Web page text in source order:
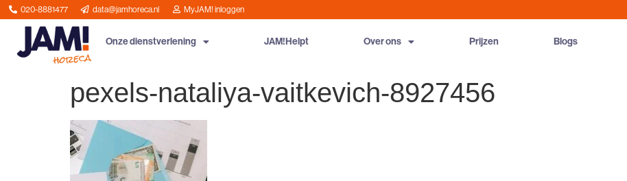
020-8881477 data@jamhoreca.nl MyJAM! inloggen
Onze dienstverlening JAM!Helpt Over ons Prijzen Blogs
pexels-nataliya-vaitkevich-8927456